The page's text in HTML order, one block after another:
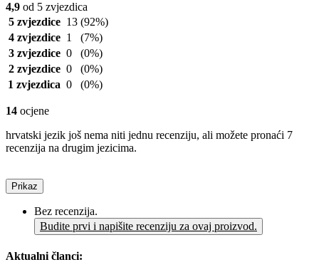
4,9 od 5 zvjezdica
5 zvjezdice 13 (92%)
4 zvjezdice 1
(7%)
3 zvjezdice 0
(0%)
2 zvjezdice 0
(0%)
1 zvjezdica 0 (0%)
14 ocjene
hrvatski jezik još nema niti jednu recenziju, ali možete pronaći 7
recenzija na drugim jezicima.
Prikaz
Bez recenzija.
Budite prvi i napišite recenziju za ovaj proizvod.
Aktualni članci: